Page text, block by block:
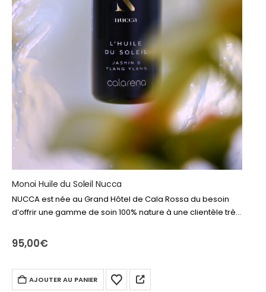
Monoi Huile du Soleil Nucca
NUCCA est née au Grand Hôtel de Cala Rossa du besoin
d’offrir une gamme de soin 100% nature à une clientèle très
aussi ses exclusifs…
95,00€
AJOUTER AU PANIER